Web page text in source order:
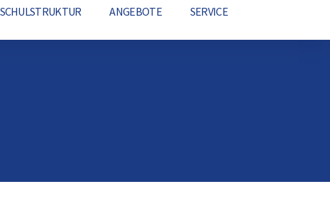
SCHULSTRUKTUR ANGEBOTE SERVICE